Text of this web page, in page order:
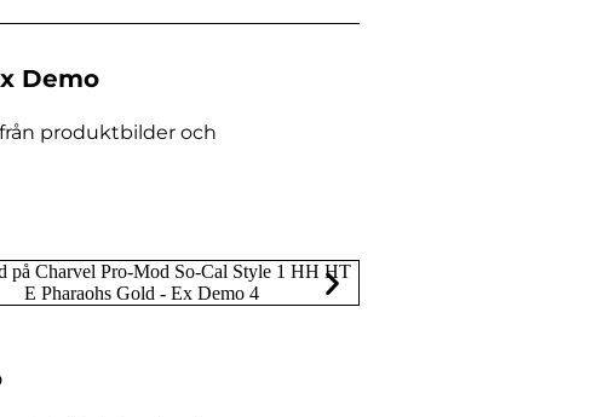
Demo
från produktbilder och